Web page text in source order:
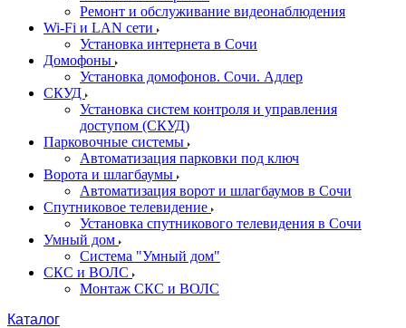
Ремонт и обслуживание видеонаблюдения
Wi-Fi и LAN сети
Установка интернета в Сочи
Домофоны
Установка домофонов. Сочи. Адлер
СКУД
Установка систем контроля и управления
доступом (СКУД)
Парковочные системы
Автоматизация парковки под ключ
Ворота и шлагбаумы
Автоматизация ворот и шлагбаумов в Сочи
Спутниковое телевидение
Установка спутникового телевидения в Сочи
Умный дом
Система "Умный дом"
СКС и ВОЛС
Монтаж СКС и ВОЛС
Каталог